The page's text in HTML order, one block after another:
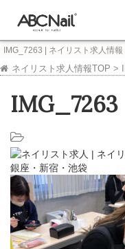
IMG_7263 | ネイリスト求人情報
ネイリスト求人情報TOP >
IMG_7263